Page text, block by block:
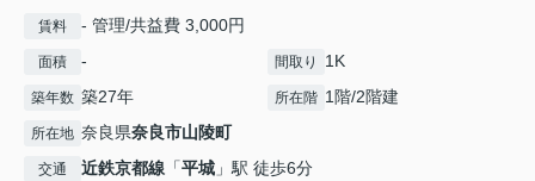
賃料 - 管理/共益費 3,000円
面積 - 間取り 1K
築年数 築27年 所在階 1階/2階建
所在地 奈良県奈良市山陵町
交通 近鉄京都線 「平城 」駅 徒歩6分